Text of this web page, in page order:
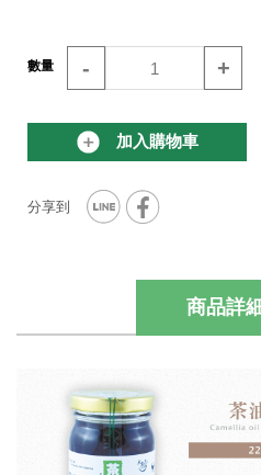
數量 - +
加入購物車
商品詳